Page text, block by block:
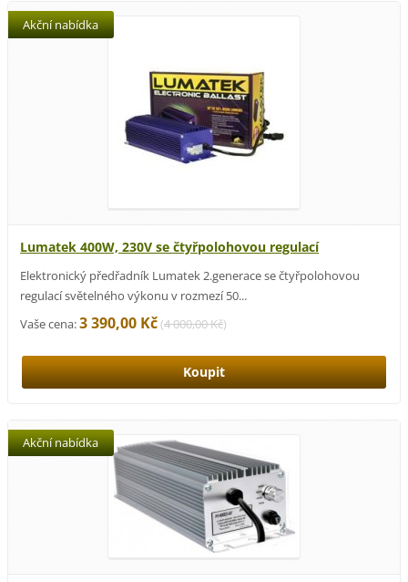
Lumatek 400W, 230V se čtyřpolohovou regulací
Akční nabídka
Elektronický předřadník Lumatek 2.generace se čtyřpolohovou
regulací světelného výkonu v rozmezí 50...
Vaše cena:3 390,00 Kč(4 000,00 Kč)
Akční nabídka